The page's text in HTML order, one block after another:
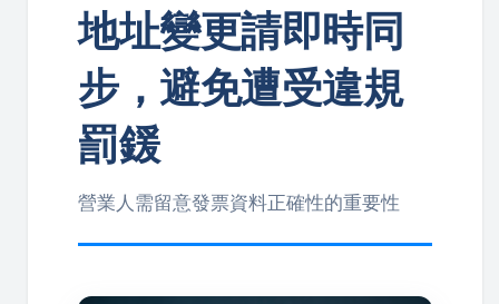
地址變更請即時同
步，避免遭受違規
罰鍰
營業人需留意發票資料正確性的重要性